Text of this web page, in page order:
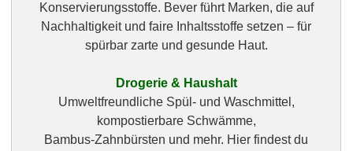
Konservierungsstoffe. Bever führt Marken, die auf
Nachhaltigkeit und faire Inhaltsstoffe setzen – für
spürbar zarte und gesunde Haut.
Drogerie & Haushalt
Umweltfreundliche Spül‑ und Waschmittel,
kompostierbare Schwämme,
Bambus‑Zahnbürsten und mehr. Hier findest du